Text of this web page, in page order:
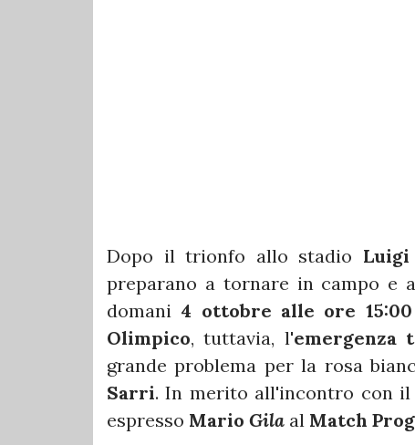
Dopo il trionfo allo stadio
preparano a tornare in campo
domani 4 ottobre alle ore 15:00
Olimpico, tuttavia, l'
grande problema per la rosa
Sarri. In merito all'incontro con
espresso Mario Gila al Match